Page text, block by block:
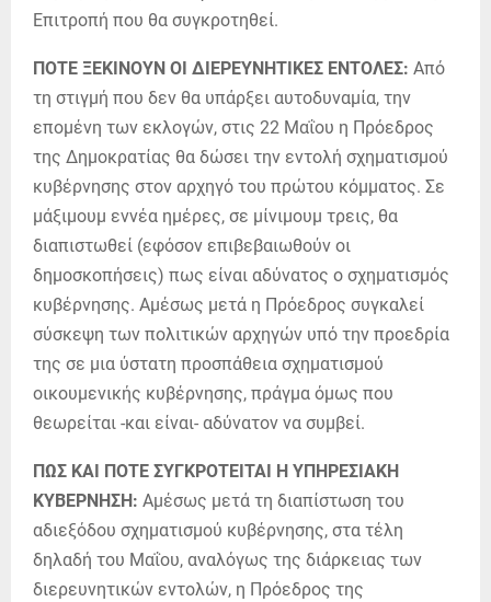
Επιτροπή που θα συγκροτηθεί.
ΠΟΤΕ ΞΕΚΙΝΟΥΝ ΟΙ ΔΙΕΡΕΥΝΗΤΙΚΕΣ ΕΝΤΟΛΕΣ: Από
τη στιγμή που δεν θα υπάρξει αυτοδυναμία, την
επομένη των εκλογών, στις 22 Μαΐου η Πρόεδρος
της Δημοκρατίας θα δώσει την εντολή σχηματισμού
κυβέρνησης στον αρχηγό του πρώτου κόμματος. Σε
μάξιμουμ εννέα ημέρες, σε μίνιμουμ τρεις, θα
διαπιστωθεί (εφόσον επιβεβαιωθούν οι
δημοσκοπήσεις) πως είναι αδύνατος ο σχηματισμός
κυβέρνησης. Αμέσως μετά η Πρόεδρος συγκαλεί
σύσκεψη των πολιτικών αρχηγών υπό την προεδρία
της σε μια ύστατη προσπάθεια σχηματισμού
οικουμενικής κυβέρνησης, πράγμα όμως που
θεωρείται -και είναι- αδύνατον να συμβεί.
ΠΩΣ ΚΑΙ ΠΟΤΕ ΣΥΓΚΡΟΤΕΙΤΑΙ Η ΥΠΗΡΕΣΙΑΚΗ
ΚΥΒΕΡΝΗΣΗ: Αμέσως μετά τη διαπίστωση του
αδιεξόδου σχηματισμού κυβέρνησης, στα τέλη
δηλαδή του Μαΐου, αναλόγως της διάρκειας των
διερευνητικών εντολών, η Πρόεδρος της